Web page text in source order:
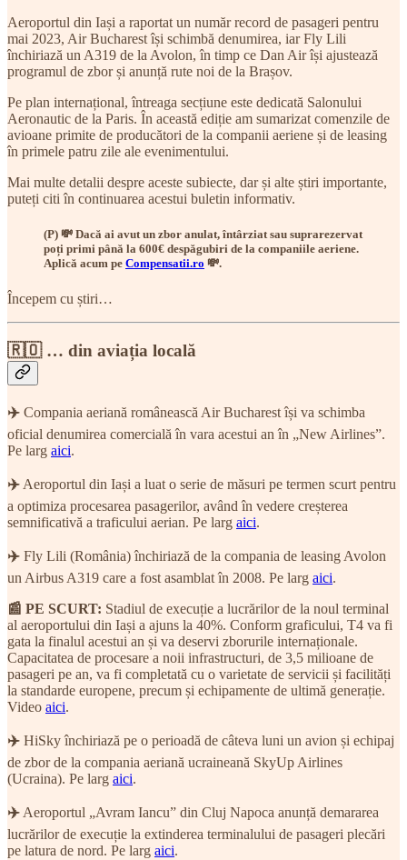
Aeroportul din Iași a raportat un număr record de pasageri pentru
mai 2023, Air Bucharest își schimbă denumirea, iar Fly Lili
închiriază un A319 de la Avolon, în timp ce Dan Air își ajustează
programul de zbor și anunță rute noi de la Brașov.
Pe plan internațional, întreaga secțiune este dedicată Salonului
Aeronautic de la Paris. În această ediție am sumarizat comenzile de
avioane primite de producători de la companii aeriene și de leasing
în primele patru zile ale evenimentului.
Mai multe detalii despre aceste subiecte, dar și alte știri importante,
puteți citi în continuarea acestui buletin informativ.
(P) 💸 Dacă ai avut un zbor anulat, întârziat sau suprarezervat
poți primi până la 600€ despăgubiri de la companiile aeriene.
Aplică acum pe Compensatii.ro 💸.
Începem cu știri…
🇷🇴 … din aviația locală
✈️ Compania aeriană românească Air Bucharest își va schimba
oficial denumirea comercială în vara acestui an în „New Airlines”.
Pe larg aici.
✈️ Aeroportul din Iași a luat o serie de măsuri pe termen scurt pentru
a optimiza procesarea pasagerilor, având în vedere creșterea
semnificativă a traficului aerian. Pe larg aici.
✈️ Fly Lili (România) închiriază de la compania de leasing Avolon
un Airbus A319 care a fost asamblat în 2008. Pe larg aici.
📰 PE SCURT: Stadiul de execuție a lucrărilor de la noul terminal
al aeroportului din Iași a ajuns la 40%. Conform graficului, T4 va fi
gata la finalul acestui an și va deservi zborurile internaționale.
Capacitatea de procesare a noii infrastructuri, de 3,5 milioane de
pasageri pe an, va fi completată cu o varietate de servicii și facilități
la standarde europene, precum și echipamente de ultimă generație.
Video aici.
✈️ HiSky închiriază pe o perioadă de câteva luni un avion și echipaj
de zbor de la compania aeriană ucraineană SkyUp Airlines
(Ucraina). Pe larg aici.
✈️ Aeroportul „Avram Iancu” din Cluj Napoca anunță demararea
lucrărilor de execuție la extinderea terminalului de pasageri plecări
pe latura de nord. Pe larg aici.